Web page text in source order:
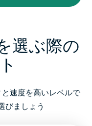
選ぶ際の
速度を高いレベルで
びましょう